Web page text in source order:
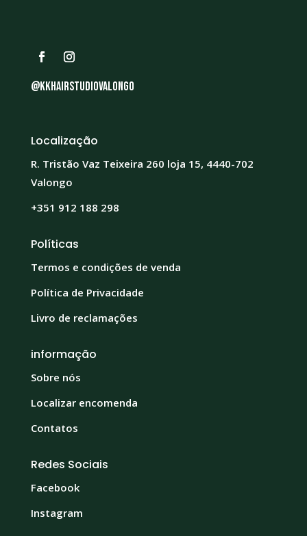
@kkhairstudiovalongo
Localização
R. Tristão Vaz Teixeira 260 loja 15, 4440-702
Valongo
+351 912 188 298
Políticas
Termos e condições de venda
Política de Privacidade
Livro de reclamações
informação
Sobre nós
Localizar encomenda
Contatos
Redes Sociais
Facebook
Instagram